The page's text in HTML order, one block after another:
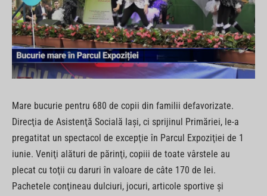
Mare bucurie pentru 680 de copii din familii defavorizate.
Direcţia de Asistenţă Socială Iaşi, ci sprijinul Primăriei, le-a
pregatitat un spectacol de excepţie în Parcul Expoziţiei de 1
iunie. Veniţi alături de părinţi, copiii de toate vârstele au
plecat cu toţii cu daruri în valoare de câte 170 de lei.
Pachetele conţineau dulciuri, jocuri, articole sportive şi